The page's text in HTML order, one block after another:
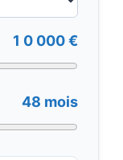
1 0 000 €
48 mois